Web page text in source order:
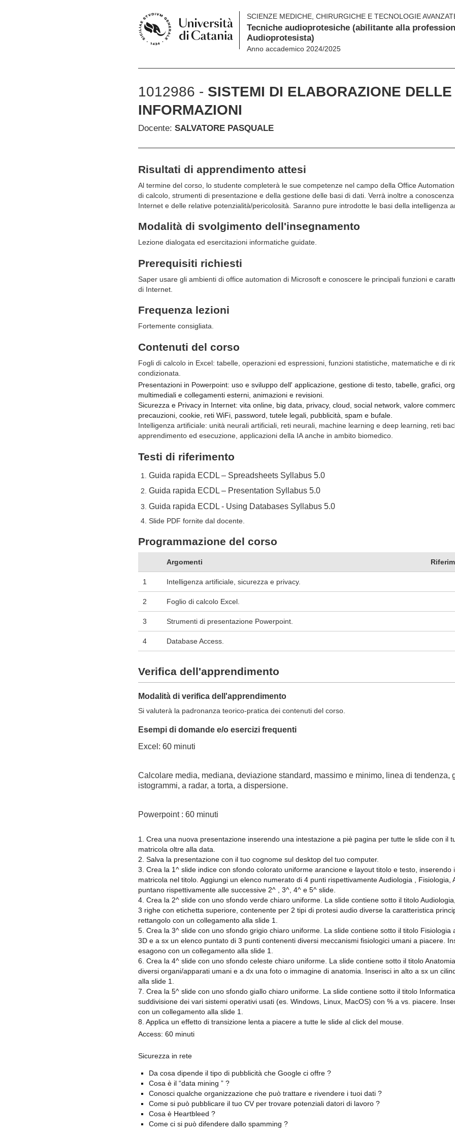
SCIENZE MEDICHE, CHIRURGICHE E TECNOLOGIE
Tecniche audioprotesiche (abilitante alla
Audioprotesista)
Anno accademico 2024/2025
1012986 - SISTEMI DI ELABORAZIONE DELLE
INFORMAZIONI
Docente: SALVATORE PASQUALE
Risultati di apprendimento attesi
Al termine del corso, lo studente completerà le sue competenze nel campo della Office
di calcolo, strumenti di presentazione e della gestione delle basi di dati. Verrà inoltre a
Internet e delle relative potenzialità/pericolosità. Saranno pure introdotte le basi della intelligenza
Modalità di svolgimento dell'insegnamento
Lezione dialogata ed esercitazioni informatiche guidate.
Prerequisiti richiesti
Saper usare gli ambienti di office automation di Microsoft e conoscere le principali funzioni e
di Internet.
Frequenza lezioni
Fortemente consigliata.
Contenuti del corso
Fogli di calcolo in Excel: tabelle, operazioni ed espressioni, funzioni statistiche, matematiche e di
condizionata.
Presentazioni in Powerpoint: uso e sviluppo dell' applicazione, gestione di testo, tabelle, grafici,
multimediali e collegamenti esterni, animazioni e revisioni.
Sicurezza e Privacy in Internet: vita online, big data, privacy, cloud, social network, valore
precauzioni, cookie, reti WiFi, password, tutele legali, pubblicità, spam e bufale.
Intelligenza artificiale: unità neurali artificiali, reti neurali, machine learning e deep learning, reti
apprendimento ed esecuzione, applicazioni della IA anche in ambito biomedico.
Testi di riferimento
Guida rapida ECDL – Spreadsheets Syllabus 5.0
Guida rapida ECDL – Presentation Syllabus 5.0
Guida rapida ECDL - Using Databases Syllabus 5.0
Slide PDF fornite dal docente.
Programmazione del corso
Argomenti
1 Intelligenza artificiale, sicurezza e privacy.
2 Foglio di calcolo Excel.
3 Strumenti di presentazione Powerpoint.
4 Database Access.
Verifica dell'apprendimento
Modalità di verifica dell'apprendimento
Si valuterà la padronanza teorico-pratica dei contenuti del corso.
Esempi di domande e/o esercizi frequenti
Excel: 60 minuti
Calcolare media, mediana, deviazione standard, massimo e minimo, linea di tendenza,
istogrammi, a radar, a torta, a dispersione.
Powerpoint : 60 minuti
1. Crea una nuova presentazione inserendo una intestazione a piè pagina per tutte le slide con il
matricola oltre alla data.
2. Salva la presentazione con il tuo cognome sul desktop del tuo computer.
3. Crea la 1^ slide indice con sfondo colorato uniforme arancione e layout titolo e testo, inserendo
matricola nel titolo. Aggiungi un elenco numerato di 4 punti rispettivamente Audiologia , Fisiologia,
puntano rispettivamente alle successive 2^ , 3^, 4^ e 5^ slide.
4. Crea la 2^ slide con uno sfondo verde chiaro uniforme. La slide contiene sotto il titolo
3 righe con etichetta superiore, contenente per 2 tipi di protesi audio diverse la caratteristica
rettangolo con un collegamento alla slide 1.
5. Crea la 3^ slide con uno sfondo grigio chiaro uniforme. La slide contiene sotto il titolo Fisiologia
3D e a sx un elenco puntato di 3 punti contenenti diversi meccanismi fisiologici umani a piacere.
esagono con un collegamento alla slide 1.
6. Crea la 4^ slide con uno sfondo celeste chiaro uniforme. La slide contiene sotto il titolo
diversi organi/apparati umani e a dx una foto o immagine di anatomia. Inserisci in alto a sx un
alla slide 1.
7. Crea la 5^ slide con uno sfondo giallo chiaro uniforme. La slide contiene sotto il titolo
suddivisione dei vari sistemi operativi usati (es. Windows, Linux, MacOS) con % a vs. piacere.
con un collegamento alla slide 1.
8. Applica un effetto di transizione lenta a piacere a tutte le slide al click del mouse.
Access: 60 minuti
Sicurezza in rete
Da cosa dipende il tipo di pubblicità che Google ci offre ?
Cosa è il “data mining ” ?
Conosci qualche organizzazione che può trattare e rivendere i tuoi dati ?
Come si può pubblicare il tuo CV per trovare potenziali datori di lavoro ?
Cosa è Heartbleed ?
Come ci si può difendere dallo spamming ?